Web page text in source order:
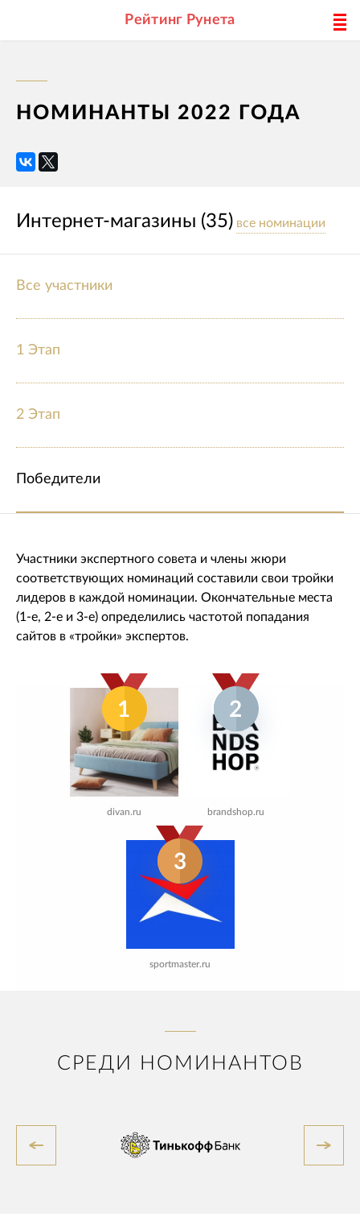
Рейтинг Рунета
НОМИНАНТЫ 2022 ГОДА
Интернет-магазины (35) все номинации
Все участники
1 Этап
2 Этап
Победители
Участники экспертного совета и члены жюри
соответствующих номинаций составили свои тройки
лидеров в каждой номинации. Окончательные места
(1-е, 2-е и 3-е) определились частотой попадания
сайтов в «тройки» экспертов.
1
divan.ru
2
brandshop.ru
3
sportmaster.ru
СРЕДИ НОМИНАНТОВ